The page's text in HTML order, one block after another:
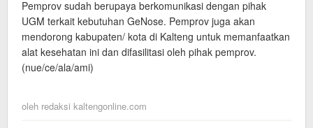
Pemprov sudah berupaya berkomunikasi dengan pihak
UGM terkait kebutuhan GeNose. Pemprov juga akan
mendorong kabupaten/ kota di Kalteng untuk memanfaatkan
alat kesehatan ini dan difasilitasi oleh pihak pemprov.
(nue/ce/ala/ami)
oleh redaksi kaltengonline.com